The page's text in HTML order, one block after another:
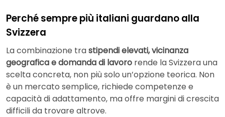
Perché sempre più italiani guardano alla
Svizzera
La combinazione trastipendi elevati, vicinanza
geografica e domanda di lavoro rende la Svizzera una
scelta concreta, non più solo un’opzione teorica. Non
è un mercato semplice, richiede competenze e
capacità di adattamento, ma offre margini di crescita
difficili da trovare altrove.